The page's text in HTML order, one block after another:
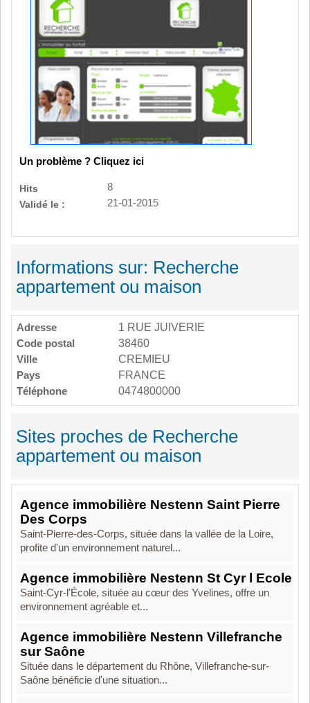
Un problème ? Cliquez ici
Hits
8
Validé le :
21-01-2015
Informations sur: Recherche
appartement ou maison
Adresse
1 RUE JUIVERIE
Code postal
38460
Ville
CREMIEU
Pays
FRANCE
Téléphone
0474800000
Sites proches de Recherche
appartement ou maison
Agence immobilière Nestenn Saint Pierre
Des Corps
Saint-Pierre-des-Corps, située dans la vallée de la Loire,
profite d'un environnement naturel...
Agence immobilière Nestenn St Cyr l Ecole
Saint-Cyr-l'École, située au cœur des Yvelines, offre un
environnement agréable et...
Agence immobilière Nestenn Villefranche
sur Saône
Située dans le département du Rhône, Villefranche-sur-
Saône bénéficie d'une situation...